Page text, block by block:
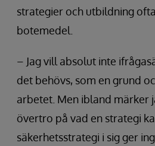
strategier och utbildning
botemedel.
– Jag vill absolut inte
det behövs, som en grund
arbetet. Men ibland märker
övertro på vad en strategi
säkerhetsstrategi i sig ger